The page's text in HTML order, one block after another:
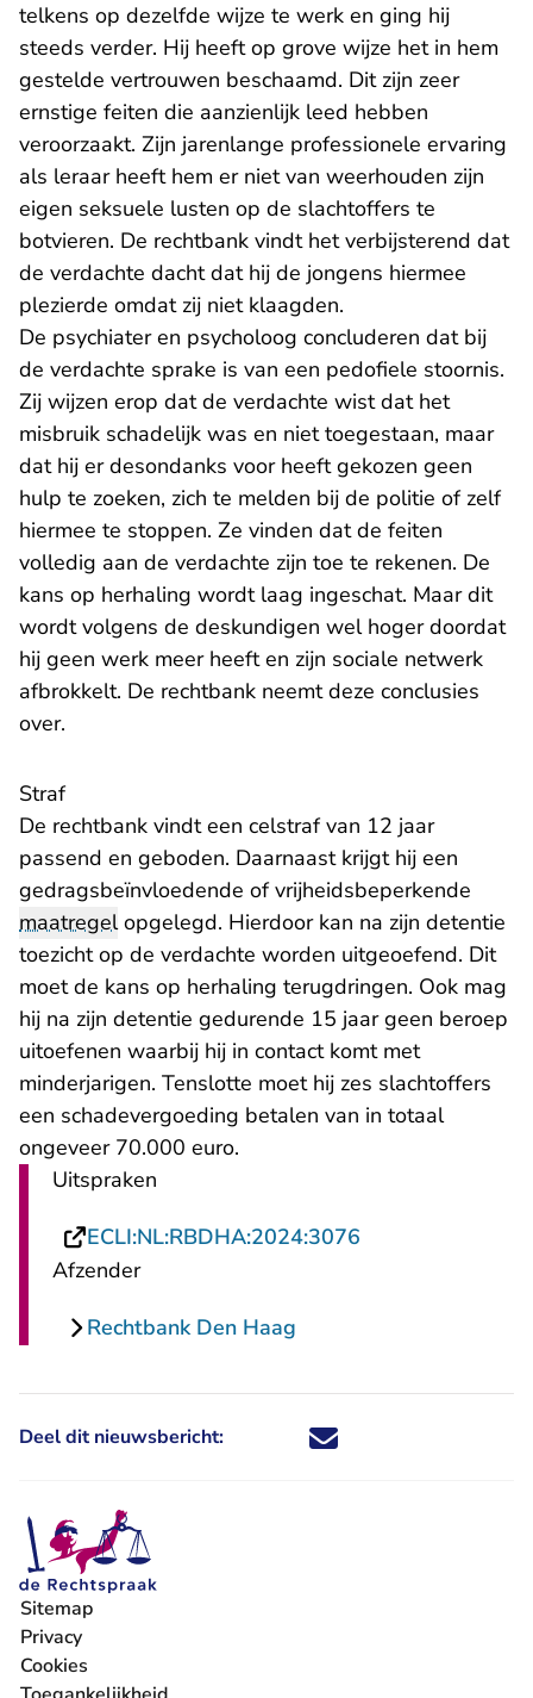
telkens op dezelfde wijze te werk en ging hij
steeds verder. Hij heeft op grove wijze het in hem
gestelde vertrouwen beschaamd. Dit zijn zeer
ernstige feiten die aanzienlijk leed hebben
veroorzaakt. Zijn jarenlange professionele ervaring
als leraar heeft hem er niet van weerhouden zijn
eigen seksuele lusten op de slachtoffers te
botvieren. De rechtbank vindt het verbijsterend dat
de verdachte dacht dat hij de jongens hiermee
plezierde omdat zij niet klaagden.
De psychiater en psycholoog concluderen dat bij
de verdachte sprake is van een pedofiele stoornis.
Zij wijzen erop dat de verdachte wist dat het
misbruik schadelijk was en niet toegestaan, maar
dat hij er desondanks voor heeft gekozen geen
hulp te zoeken, zich te melden bij de politie of zelf
hiermee te stoppen. Ze vinden dat de feiten
volledig aan de verdachte zijn toe te rekenen. De
kans op herhaling wordt laag ingeschat. Maar dit
wordt volgens de deskundigen wel hoger doordat
hij geen werk meer heeft en zijn sociale netwerk
afbrokkelt. De rechtbank neemt deze conclusies
over.
Straf
De rechtbank vindt een celstraf van 12 jaar
passend en geboden. Daarnaast krijgt hij een
gedragsbeïnvloedende of vrijheidsbeperkende
maatregelopgelegd. Hierdoor kan na zijn detentie
toezicht op de verdachte worden uitgeoefend. Dit
moet de kans op herhaling terugdringen. Ook mag
hij na zijn detentie gedurende 15 jaar geen beroep
uitoefenen waarbij hij in contact komt met
minderjarigen. Tenslotte moet hij zes slachtoffers
een schadevergoeding betalen van in totaal
ongeveer 70.000 euro.
Uitspraken
ECLI:NL:RBDHA:2024:3076
Afzender
Rechtbank Den Haag
Deel dit nieuwsbericht: Deel dit nieuwsbericht via X -
Deel dit nieuwsbericht via
Deel dit nieuwsbericht
Deel dit
Sitemap
Privacy
Cookies